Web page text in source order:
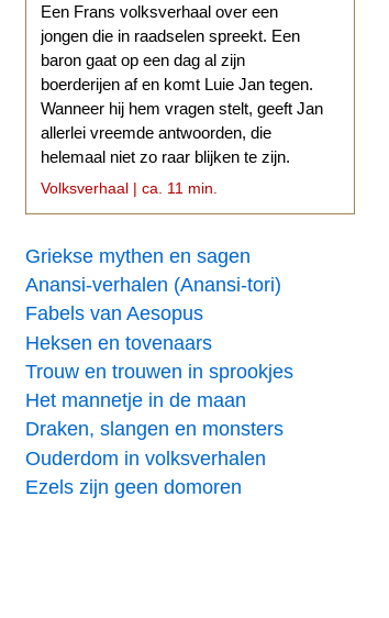
Een Frans volksverhaal over een
jongen die in raadselen spreekt. Een
baron gaat op een dag al zijn
boerderijen af en komt Luie Jan tegen.
Wanneer hij hem vragen stelt, geeft Jan
allerlei vreemde antwoorden, die
helemaal niet zo raar blijken te zijn.
Volksverhaal | ca. 11 min.
Griekse mythen en sagen
Anansi-verhalen (Anansi-tori)
Fabels van Aesopus
Heksen en tovenaars
Trouw en trouwen in sprookjes
Het mannetje in de maan
Draken, slangen en monsters
Ouderdom in volksverhalen
Ezels zijn geen domoren